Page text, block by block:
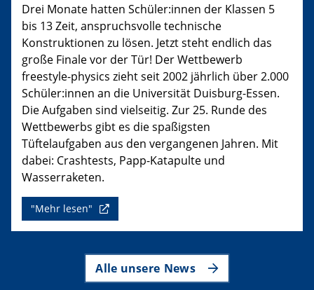
Drei Monate hatten Schüler:innen der Klassen 5
bis 13 Zeit, anspruchsvolle technische
Konstruktionen zu lösen. Jetzt steht endlich das
große Finale vor der Tür! Der Wettbewerb
freestyle-physics zieht seit 2002 jährlich über 2.000
Schüler:innen an die Universität Duisburg-Essen.
Die Aufgaben sind vielseitig. Zur 25. Runde des
Wettbewerbs gibt es die spaßigsten
Tüftelaufgaben aus den vergangenen Jahren. Mit
dabei: Crashtests, Papp-Katapulte und
Wasserraketen.
"Mehr lesen"
Alle unsere News